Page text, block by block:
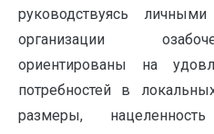
руководствуясь
организации
ориентированы на
потребностей в
размеры,